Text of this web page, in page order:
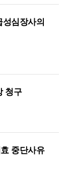
심장사의
청구
중단사유